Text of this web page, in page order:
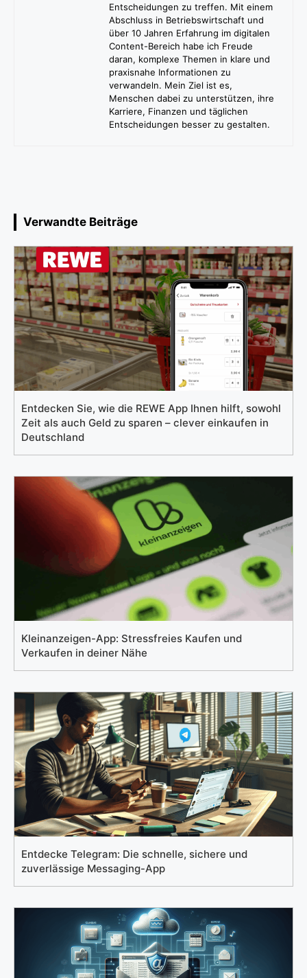
Entscheidungen zu treffen. Mit einem
Abschluss in Betriebswirtschaft und
über 10 Jahren Erfahrung im digitalen
Content-Bereich habe ich Freude
daran, komplexe Themen in klare und
praxisnahe Informationen zu
verwandeln. Mein Ziel ist es,
Menschen dabei zu unterstützen, ihre
Karriere, Finanzen und täglichen
Entscheidungen besser zu gestalten.
Verwandte Beiträge
Entdecken Sie, wie die REWE App Ihnen hilft, sowohl
Zeit als auch Geld zu sparen – clever einkaufen in
Deutschland
Kleinanzeigen-App: Stressfreies Kaufen und
Verkaufen in deiner Nähe
Entdecke Telegram: Die schnelle, sichere und
zuverlässige Messaging-App